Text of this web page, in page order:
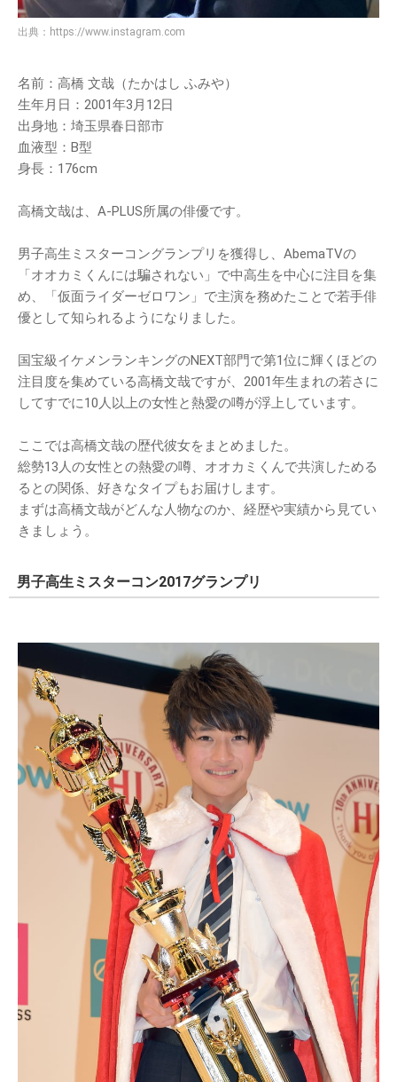
出典： https://www.instagram.com
名前：高橋 文哉（たかはし ふみや）
生年月日：2001年3月12日
出身地：埼玉県春日部市
血液型：B型
身長：176cm
高橋文哉は、A-PLUS所属の俳優です。
男子高生ミスターコングランプリを獲得し、AbemaTVの
「オオカミくんには騙されない」で中高生を中心に注目を集
め、「仮面ライダーゼロワン」で主演を務めたことで若手俳
優として知られるようになりました。
国宝級イケメンランキングのNEXT部門で第1位に輝くほどの
注目度を集めている高橋文哉ですが、2001年生まれの若さに
してすでに10人以上の女性と熱愛の噂が浮上しています。
ここでは高橋文哉の歴代彼女をまとめました。
総勢13人の女性との熱愛の噂、オオカミくんで共演しためる
るとの関係、好きなタイプもお届けします。
まずは高橋文哉がどんな人物なのか、経歴や実績から見てい
きましょう。
男子高生ミスターコン2017グランプリ